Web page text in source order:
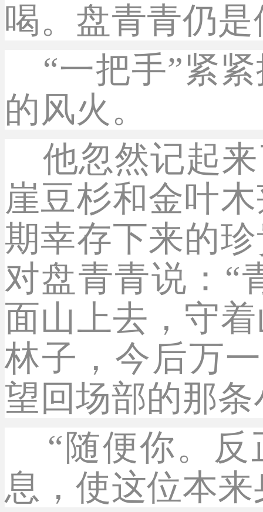
喝。盘青青仍
“一把手”紧紧
的风火。
他忽然记起来
崖豆杉和金叶
期幸存下来的
对盘青青说：“
面山上去，守
林子，今后万
望回场部的那
“随便你。反
息，使这位本